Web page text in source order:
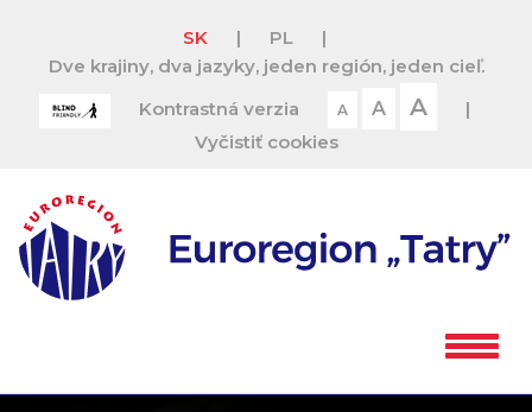
SK | PL
|
Dve krajiny, dva jazyky, jeden región, jeden cieľ.
Kontrastná verzia
A A A
|
Vyčistiť cookies